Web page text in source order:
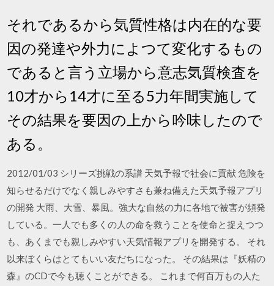
それであるから気質性格は内在的な要
因の発達や外力によつて変化するもの
であると言う立場から意志気質検査を
10才から14才に至る5力年間実施して
その結果を要因の上から吟味したので
ある。
2012/01/03 シリーズ挑戦の系譜 天気予報で社会に貢献 危険を
知らせるだけでなく親しみやすさも兼ね備えた天気予報アプリ
の開発 大雨、大雪、暴風。強大な自然の力に各地で被害が頻発
している。一人でも多くの人の命を救うことを使命と捉えつつ
も、あくまでも親しみやすい天気情報アプリを開発する。 それ
以来ぼくらはとてもいい友だちになった。 その結果は『妖精の
森』のCDで今も聴くことができる。 これまで何百万もの人た